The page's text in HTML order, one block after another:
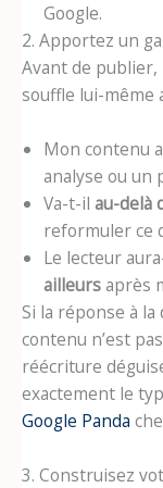
Google.
2. Apportez un
Avant de publier,
souffle lui-même
Mon contenu
analyse ou un
Va-t-il au-delà
reformuler ce
Le lecteur
ailleursaprès
Si la réponse à
contenu n’est
réécriture
exactement le
Google Panda
3. Construisez